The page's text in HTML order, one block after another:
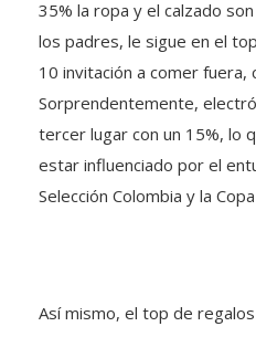
los padres, le sigue en el top
10 invitación a comer fuera,
Sorprendentemente,
tercer lugar con un 15%, lo
estar influenciado por el
Selección Colombia y la
efectivo (10%); perfumería